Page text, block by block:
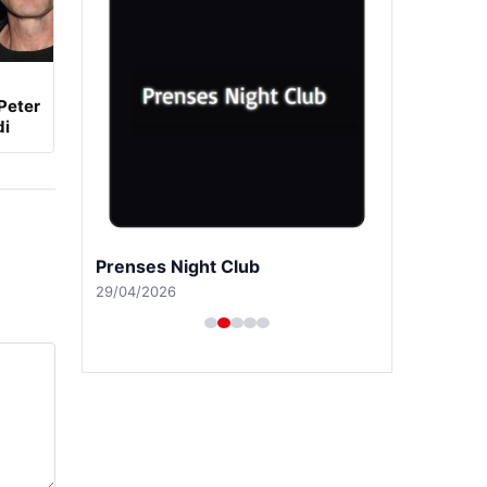
Prenses Night Club
29/04/2026